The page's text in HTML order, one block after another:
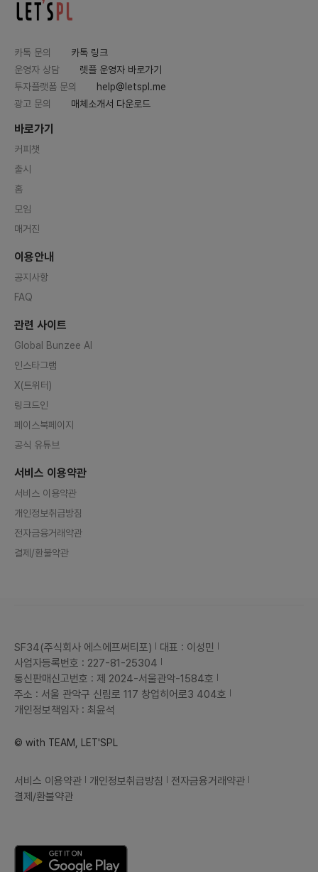
카톡 문의
카톡 링크
운영자 상담
렛플 운영자 바로가기
투자플랫폼 문의
help@letspl.me
광고 문의
매체소개서 다운로드
바로가기
커피챗
출시
홈
모임
매거진
이용안내
공지사항
FAQ
관련 사이트
Global Bunzee AI
인스타그램
X(트위터)
링크드인
페이스북페이지
공식 유튜브
서비스 이용약관
서비스 이용약관
개인정보취급방침
전자금융거래약관
결제/환불약관
SF34(주식회사 에스에프써티포)
대표 : 이성민
사업자등록번호 : 227-81-25304
통신판매신고번호 : 제 2024-서울관악-1584호
주소 : 서울 관악구 신림로 117 창업히어로3 404호
개인정보책임자 : 최윤석
© with TEAM, LET'SPL
서비스 이용약관 개인정보취급방침
전자금융거래약관
결제/환불약관